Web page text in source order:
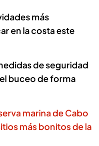
más
en la costa este
de seguridad
buceo de forma
marina de Cabo
más bonitos de la